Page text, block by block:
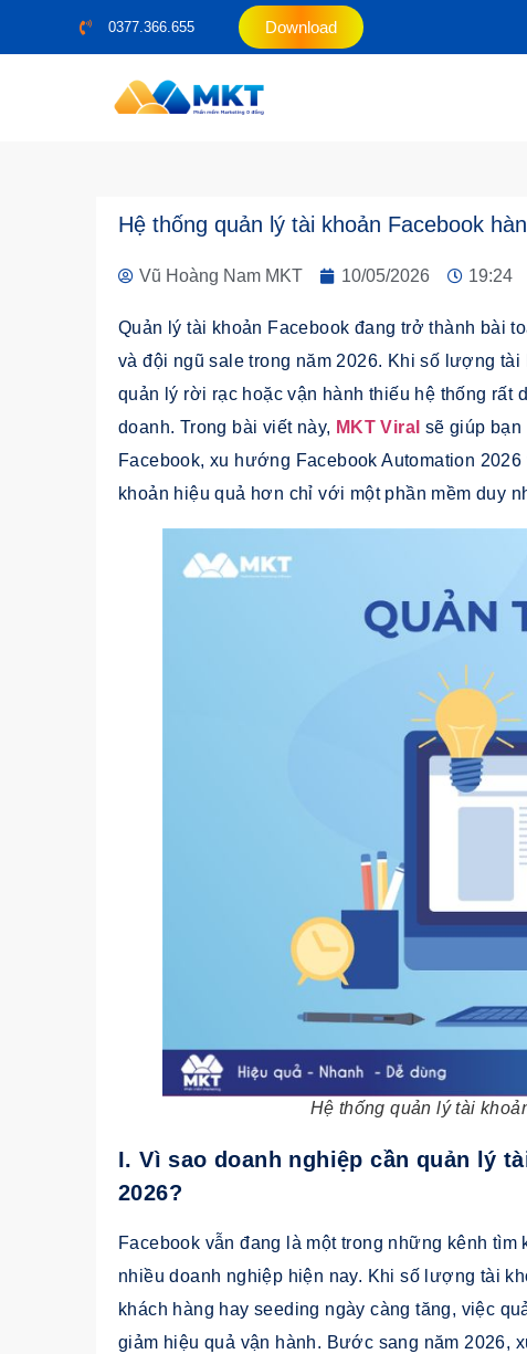
0377.366.655 Download
Hệ thống quản lý tài khoản Facebook
Vũ Hoàng Nam MKT 10/05/2026 19:24
Quản lý tài khoản Facebook đang trở thành bài
và đội ngũ sale trong năm 2026. Khi số lượng
quản lý rời rạc hoặc vận hành thiếu hệ thống
doanh. Trong bài viết này, MKT Viral sẽ giúp bạn
Facebook, xu hướng Facebook Automation
khoản hiệu quả hơn chỉ với một phần mềm duy
Hệ thống quản lý tài
I. Vì sao doanh nghiệp cần quản lý
2026?
Facebook vẫn đang là một trong những kênh
nhiều doanh nghiệp hiện nay. Khi số lượng tài
khách hàng hay seeding ngày càng tăng, việc
giảm hiệu quả vận hành. Bước sang năm 2026,